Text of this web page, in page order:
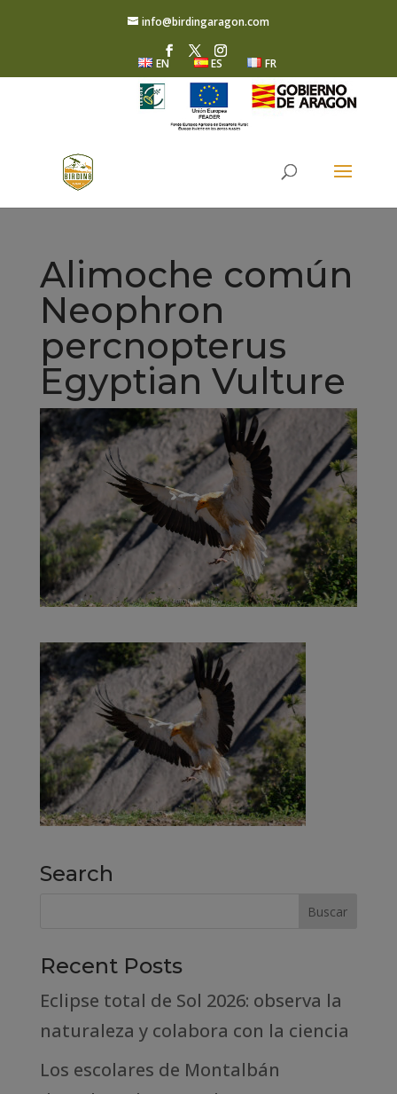
info@birdingaragon.com
EN ES FR
Alimoche común
Neophron
percnopterus
Egyptian Vulture
Search
Recent Posts
Eclipse total de Sol 2026: observa la
naturaleza y colabora con la ciencia
Los escolares de Montalbán